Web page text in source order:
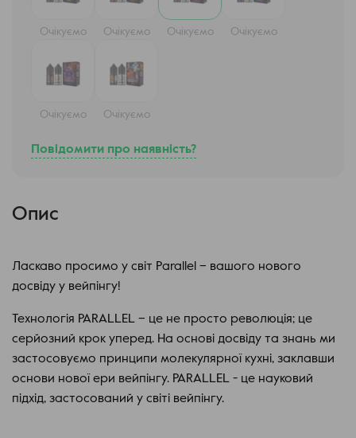
Очікуємо Очікуємо Очікуємо Очікуємо
Очікуємо Очікуємо
Повідомити про наявність?
Опис
Ласкаво просимо у світ Parallel – вашого нового
досвіду у вейпінгу!
Технологія PARALLEL – це не просто революція; це
серйозний крок уперед. На основі досвіду та знань ми
застосовуємо принципи молекулярної кухні, заклавши
основи нової ери вейпінгу. PARALLEL - це науковий
підхід, застосований у світі вейпінгу.